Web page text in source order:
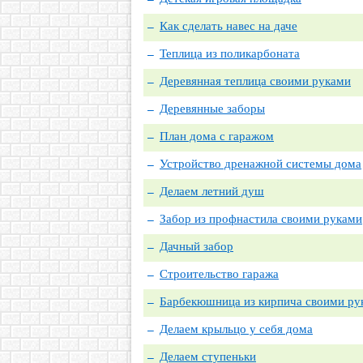
Как сделать навес на даче
Теплица из поликарбоната
Деревянная теплица своими руками
Деревянные заборы
План дома с гаражом
Устройство дренажной системы дома
Делаем летний душ
Забор из профнастила своими руками
Дачный забор
Строительство гаража
Барбекюшница из кирпича своими
Делаем крыльцо у себя дома
Делаем ступеньки